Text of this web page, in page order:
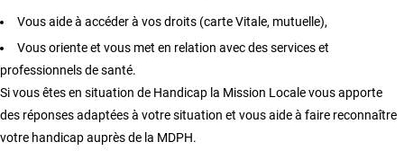
Vous aide à accéder à vos droits (carte Vitale, mutuelle),
Vous oriente et vous met en relation avec des services et
professionnels de santé.
Si vous êtes en situation de Handicap la Mission Locale vous apporte
des réponses adaptées à votre situation et vous aide à faire reconnaître
votre handicap auprès de la MDPH.